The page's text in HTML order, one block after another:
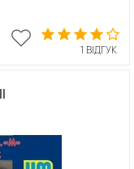
1 ВІДГУК